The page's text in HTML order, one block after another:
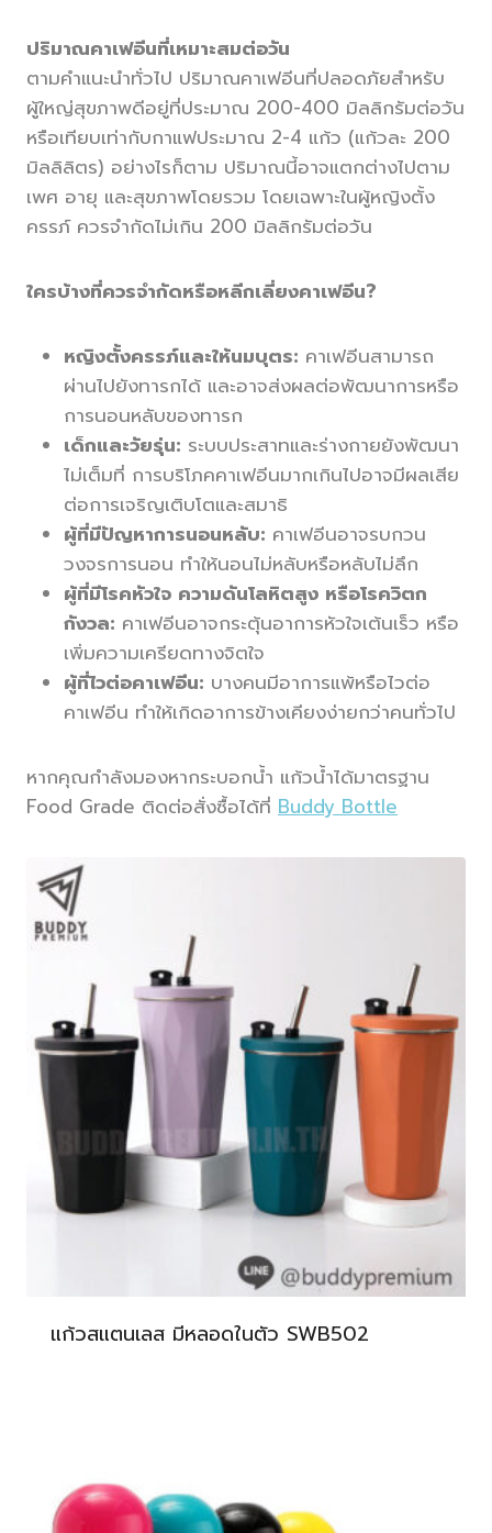
ปริมาณคาเฟอีนที่เหมาะสมต่อวัน
ตามคำแนะนำทั่วไป ปริมาณคาเฟอีนที่ปลอดภัยสำหรับ
ผู้ใหญ่สุขภาพดีอยู่ที่ประมาณ 200-400 มิลลิกรัมต่อวัน
หรือเทียบเท่ากับกาแฟประมาณ 2-4 แก้ว (แก้วละ 200
มิลลิลิตร) อย่างไรก็ตาม ปริมาณนี้อาจแตกต่างไปตาม
เพศ อายุ และสุขภาพโดยรวม โดยเฉพาะในผู้หญิงตั้ง
ครรภ์ ควรจำกัดไม่เกิน 200 มิลลิกรัมต่อวัน
ใครบ้างที่ควรจำกัดหรือหลีกเลี่ยงคาเฟอีน?
หญิงตั้งครรภ์และให้นมบุตร: คาเฟอีนสามารถ
ผ่านไปยังทารกได้ และอาจส่งผลต่อพัฒนาการหรือ
การนอนหลับของทารก
เด็กและวัยรุ่น: ระบบประสาทและร่างกายยังพัฒนา
ไม่เต็มที่ การบริโภคคาเฟอีนมากเกินไปอาจมีผลเสีย
ต่อการเจริญเติบโตและสมาธิ
ผู้ที่มีปัญหาการนอนหลับ: คาเฟอีนอาจรบกวน
วงจรการนอน ทำให้นอนไม่หลับหรือหลับไม่ลึก
ผู้ที่มีโรคหัวใจ ความดันโลหิตสูง หรือโรควิตก
กังวล: คาเฟอีนอาจกระตุ้นอาการหัวใจเต้นเร็ว หรือ
เพิ่มความเครียดทางจิตใจ
ผู้ที่ไวต่อคาเฟอีน: บางคนมีอาการแพ้หรือไวต่อ
คาเฟอีน ทำให้เกิดอาการข้างเคียงง่ายกว่าคนทั่วไป
หากคุณกำลังมองหากระบอกน้ำ แก้วน้ำได้มาตรฐาน
Food Grade ติดต่อสั่งซื้อได้ที่ Buddy Bottle
แก้วสแตนเลส มีหลอดในตัว SWB502